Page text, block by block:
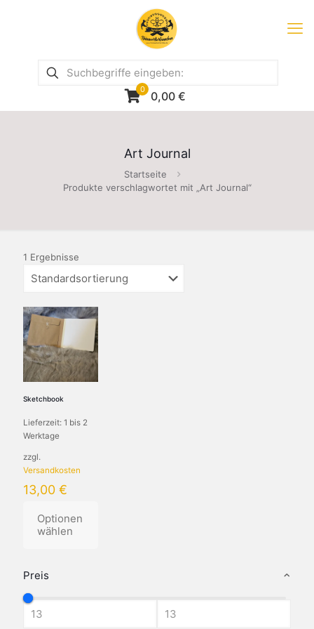
0 0,00 €
Art Journal
Startseite
Produkte verschlagwortet mit „Art Journal“
Preis
1 Ergebnisse
Sketchbook
Lieferzeit: 1 bis 2
Werktage
zzgl.
Versandkosten
13,00 €
Optionen
wählen
Produkt
mehrere
Varianten